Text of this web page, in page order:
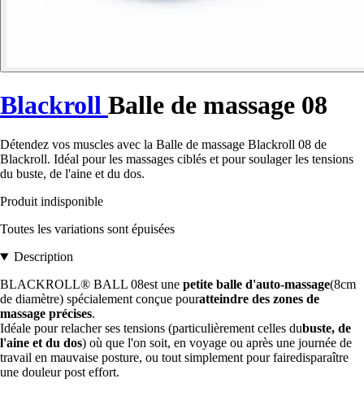
Blackroll Balle de massage 08
Détendez vos muscles avec la Balle de massage Blackroll 08 de
Blackroll. Idéal pour les massages ciblés et pour soulager les tensions
du buste, de l'aine et du dos.
Produit indisponible
Toutes les variations sont épuisées
Description
BLACKROLL® BALL 08est une petite balle d'auto-massage(8cm
de diamètre) spécialement conçue pouratteindre des zones de
massage précises.
Idéale pour relacher ses tensions (particulièrement celles dubuste, de
l'aine et du dos) où que l'on soit, en voyage ou après une journée de
travail en mauvaise posture, ou tout simplement pour fairedisparaître
une douleur post effort.